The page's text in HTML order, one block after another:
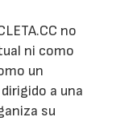
no
ni como
un
a una
su